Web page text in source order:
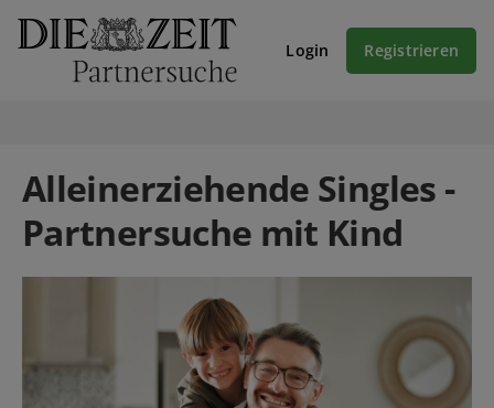
Login Registrieren
Alleinerziehende Singles -
Partnersuche mit Kind